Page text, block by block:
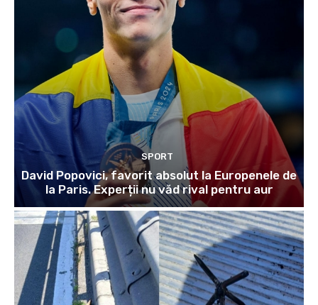
SPORT
David Popovici, favorit absolut la Europenele de
la Paris. Experții nu văd rival pentru aur